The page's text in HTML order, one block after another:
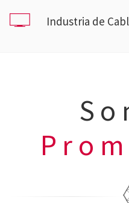
Industria de